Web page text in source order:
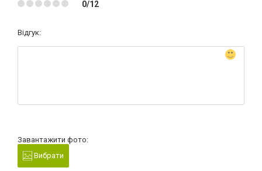
0/12
Відгук:
Завантажити фото:
Вибрати